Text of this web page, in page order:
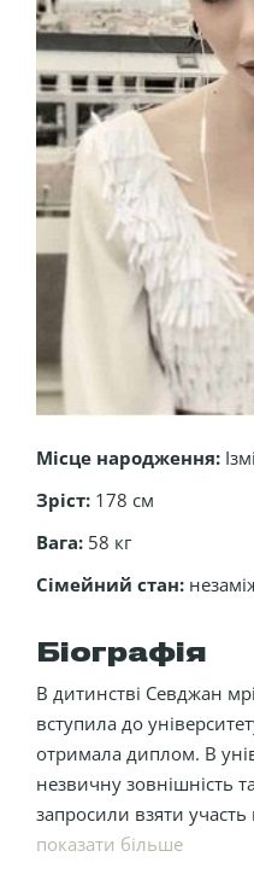
Місце народження:
Зріст: 178 см
Вага: 58 кг
Сімейний стан:
Біографія
В дитинстві Севджан
вступила до
отримала диплом. В
незвичну зовнішність
запросили взяти участь
Турція”. А вже у 21 рік
показати більше